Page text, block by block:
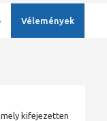
Vélemények
kifejezetten